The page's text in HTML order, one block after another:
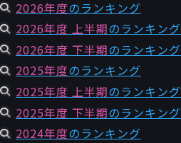
2026年度のランキング
2026年度 上半期のランキング
2026年度 下半期のランキング
2025年度のランキング
2025年度 上半期のランキング
2025年度 下半期のランキング
2024年度のランキング